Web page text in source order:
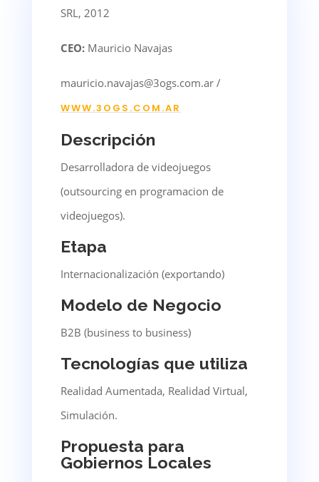
SRL, 2012
CEO:Mauricio Navajas
mauricio.navajas@3ogs.com.ar /
WWW.3OGS.COM.AR
Descripción
Desarrolladora de videojuegos
(outsourcing en programacion de
videojuegos).
Etapa
Internacionalización (exportando)
Modelo de Negocio
B2B (business to business)
Tecnologías que utiliza
Realidad Aumentada, Realidad Virtual,
Simulación.
Propuesta para
Gobiernos Locales